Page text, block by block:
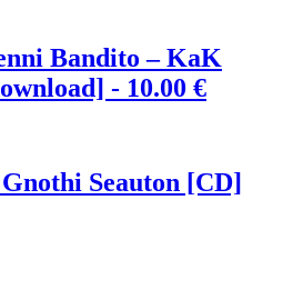
Bandito – KaK
- 10.00 €
Seauton [CD]